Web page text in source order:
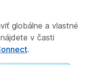
globálne a vlastné
v časti
.